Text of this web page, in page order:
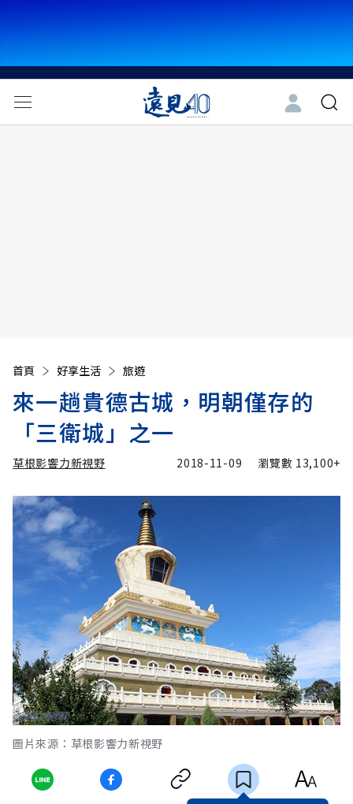
首頁 好享生活 旅遊
來一趟貴德古城，明朝僅存的
「三衛城」之一
草根影響力新視野 2018-11-09 瀏覽數 13,100+
圖片來源：草根影響力新視野